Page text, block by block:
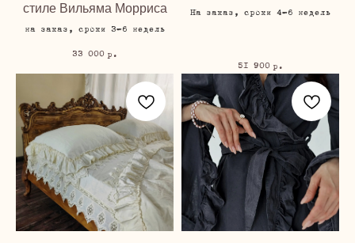
стиле Вильяма Морриса
на заказ, сроки 3-6 недель
33 000 р.
На заказ, сроки 4-6 недель
51 900 р.